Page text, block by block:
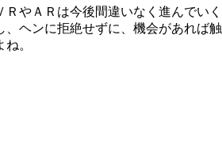
やＡＲは今後間違いなく進んでいく
、ヘンに拒絶せずに、機会があれば触
。